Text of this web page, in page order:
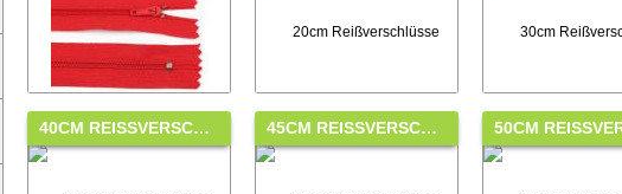
40CM REISSVERSC… 45CM REISSVERSC… 50CM